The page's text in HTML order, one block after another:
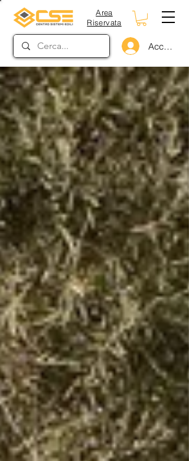
Area
Riservata
Accedi